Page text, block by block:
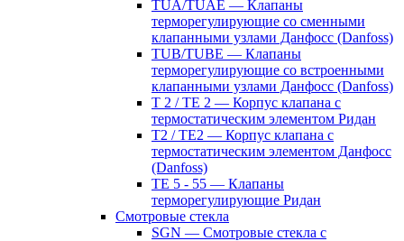
TUA/TUAE — Клапаны
терморегулирующие со сменными
клапанными узлами Данфосс (Danfoss)
TUB/TUBE — Клапаны
терморегулирующие со встроенными
клапанными узлами Данфосс (Danfoss)
T 2 / TE 2 — Корпус клапана с
термостатическим элементом Ридан
T2 / TE2 — Корпус клапана с
термостатическим элементом Данфосс
(Danfoss)
TE 5 - 55 — Клапаны
терморегулирующие Ридан
Смотровые стекла
SGN — Смотровые стекла с